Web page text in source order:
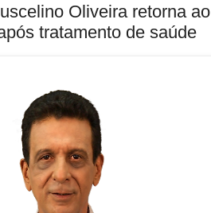
Oliveira retorna ao
tratamento de saúde